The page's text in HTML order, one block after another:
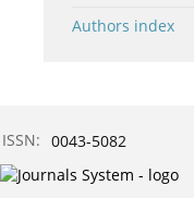
Authors index
ISSN: 0043-5082